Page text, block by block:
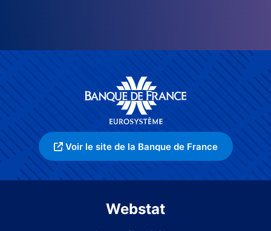
Voir le site de la Banque de France
Webstat